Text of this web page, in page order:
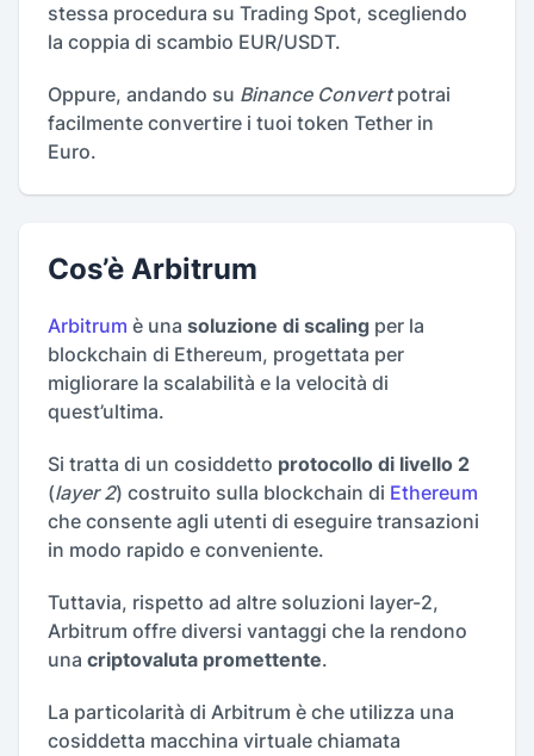
stessa procedura su Trading Spot, scegliendo
la coppia di scambio EUR/USDT.
Oppure, andando su Binance Convertpotrai
facilmente convertire i tuoi token Tether in
Euro.
Cos’è Arbitrum
Arbitrum è una soluzione di scaling per la
blockchain di Ethereum, progettata per
migliorare la scalabilità e la velocità di
quest’ultima.
Si tratta di un cosiddetto protocollo di livello 2
(layer 2) costruito sulla blockchain di Ethereum
che consente agli utenti di eseguire transazioni
in modo rapido e conveniente.
Tuttavia, rispetto ad altre soluzioni layer-2,
Arbitrum offre diversi vantaggi che la rendono
una criptovaluta promettente.
La particolarità di Arbitrum è che utilizza una
cosiddetta macchina virtuale chiamata